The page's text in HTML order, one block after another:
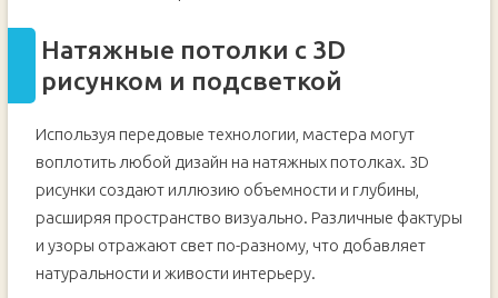
Натяжные потолки с 3D
рисунком и подсветкой
Используя передовые технологии, мастера могут
воплотить любой дизайн на натяжных потолках. 3D
рисунки создают иллюзию объемности и глубины,
расширяя пространство визуально. Различные фактуры
и узоры отражают свет по-разному, что добавляет
натуральности и живости интерьеру.